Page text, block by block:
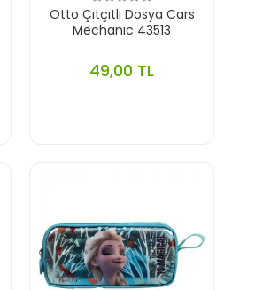
Otto Çıtçıtlı Dosya Cars
Mechanıc 43513
49,00 TL